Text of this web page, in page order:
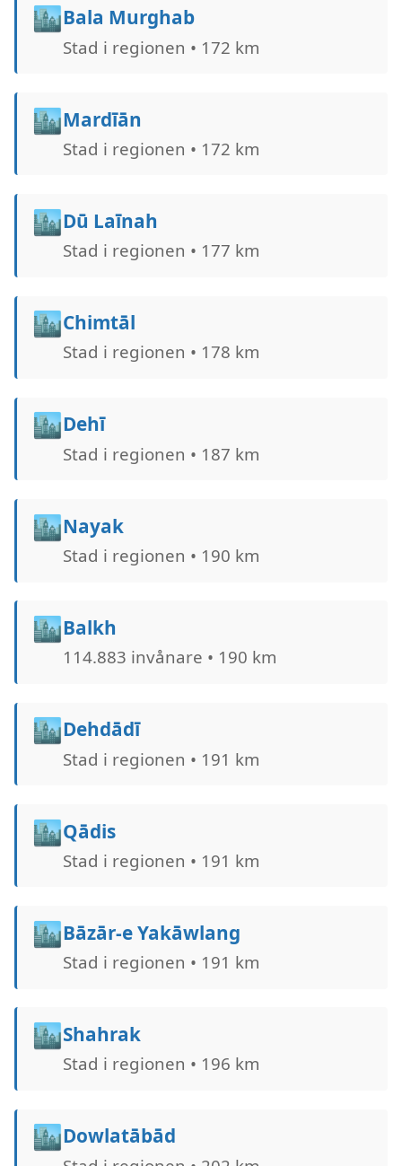
🏙️Bala Murghab
Stad i regionen • 172 km
🏙️Mardīān
Stad i regionen • 172 km
🏙️Dū Laīnah
Stad i regionen • 177 km
🏙️Chimtāl
Stad i regionen • 178 km
🏙️Dehī
Stad i regionen • 187 km
🏙️Nayak
Stad i regionen • 190 km
🏙️Balkh
114.883 invånare • 190 km
🏙️Dehdādī
Stad i regionen • 191 km
🏙️Qādis
Stad i regionen • 191 km
🏙️Bāzār-e Yakāwlang
Stad i regionen • 191 km
🏙️Shahrak
Stad i regionen • 196 km
🏙️Dowlatābād